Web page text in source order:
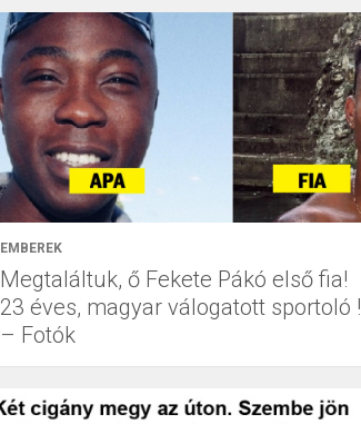
EMBEREK
Megtaláltuk, ő Fekete Pákó első fia!
23 éves, magyar válogatott sportoló !
– Fotók